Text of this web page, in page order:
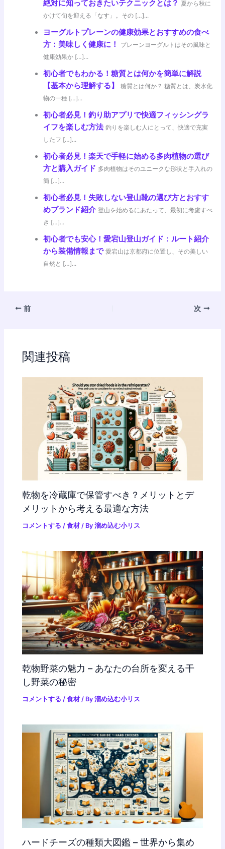
絶対に知っておきたいテクニックとは？ 夏から秋に
かけて旬を迎える「なす」。その […]...
ヨーグルトプレーンの健康効果とおすすめの食べ
方：美味しく健康に！
プレーンヨーグルトはその風味と
健康効果か […]...
初心者でもわかる！糖質とは何かを簡単に解説
【基本から理解する】
糖質とは何か？ 糖質とは、炭水化
物の一種 […]...
初心者必見！釣り助アプリで快適フィッシングラ
イフを楽しむ方法 釣りを楽しむ人にとって、快適で充実
したフ […]...
初心者必見！楽天で手軽に始める多肉植物の選び
方と購入ガイド 多肉植物はそのユニークな形状と手入れの
簡 […]...
初心者必見！失敗しない登山靴の選び方とおすす
めブランド紹介 登山を始めるにあたって、最初に考慮すべ
き […]...
初心者でも安心！愛宕山登山ガイド：ルート紹介
から装備情報まで 愛宕山は京都府に位置し、その美しい
自然と […]...
前 次
関連投稿
乾物を冷蔵庫で保管すべき？メリットとデ
メリットから考える最適な方法
コメントする /食材 / By溜め込む小リス
乾物野菜の魅力 – あなたの台所を変える干
し野菜の秘密
コメントする /食材 / By溜め込む小リス
ハードチーズの種類大図鑑 – 世界から集め